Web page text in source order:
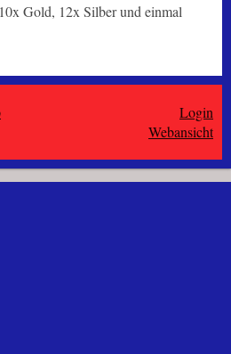
Gold, 12x Silber und einmal
Login
Webansicht